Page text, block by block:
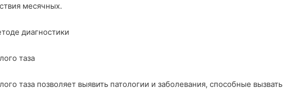
месячных.
диагностики
таза
таза позволяет выявить патологии и заболевания, способные вызвать